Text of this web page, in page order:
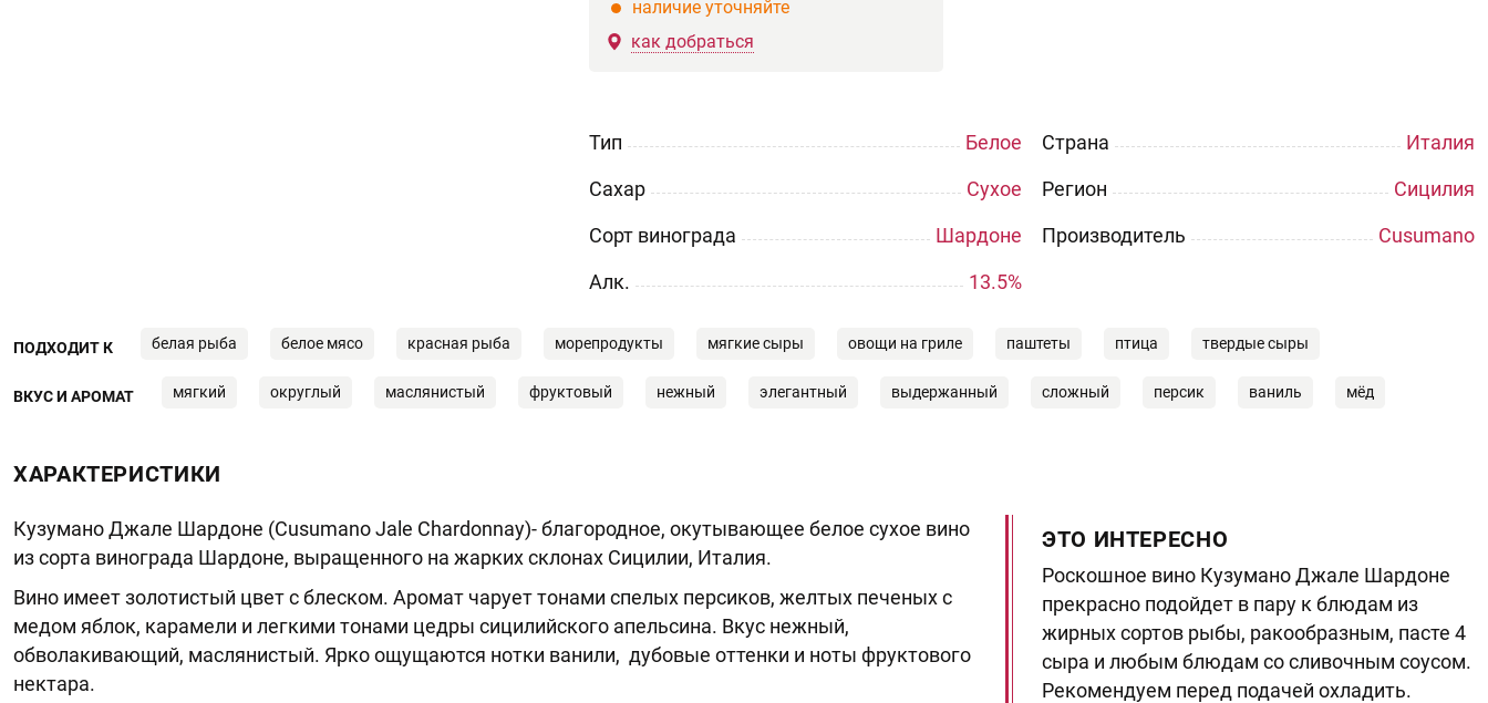
наличие уточняйте
как добраться
Тип
Белое
Сахар
Сухое
Сорт винограда
Шардоне
Aлк.
13.5%
Страна
Италия
Регион
Сицилия
Производитель
Cusumano
ПОДХОДИТ К белая рыба белое мясо красная рыба морепродукты мягкие сыры овощи на гриле паштеты птица твердые сыры
ВКУС И АРОМАТ мягкий округлый маслянистый фруктовый нежный элегантный выдержанный сложный персик ваниль мёд
ХАРАКТЕРИСТИКИ
Кузумано Джале Шардоне (Cusumano Jale Chardonnay)- благородное, окутывающее белое сухое вино
из сорта винограда Шардоне, выращенного на жарких склонах Сицилии, Италия.
Вино имеет золотистый цвет с блеском. Аромат чарует тонами спелых персиков, желтых печеных с
медом яблок, карамели и легкими тонами цедры сицилийского апельсина. Вкус нежный,
обволакивающий, маслянистый. Ярко ощущаются нотки ванили, дубовые оттенки и ноты фруктового
нектара.
ЭТО ИНТЕРЕСНО
Роскошное вино Кузумано Джале Шардоне
прекрасно подойдет в пару к блюдам из
жирных сортов рыбы, ракообразным, пасте 4
сыра и любым блюдам со сливочным соусом.
Рекомендуем перед подачей охладить.